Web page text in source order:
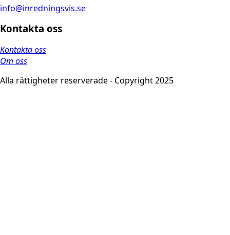
info@inredningsvis.se
Kontakta oss
Kontakta oss
Om oss
Alla rättigheter reserverade - Copyright 2025